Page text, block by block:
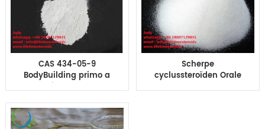
CAS 434-05-9
BodyBuilding primo a
Primobolan
Verhoogt seksueel
verlangen
Scherpe
cyclussteroïden Orale